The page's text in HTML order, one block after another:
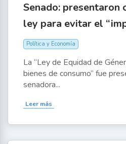
Senado:
ley para evitar el
Política y Economía
La “Ley de Equidad de
bienes de consumo” fue
senadora...
Leer más